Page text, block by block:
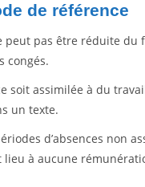
de référence
peut pas être réduite
congés.
soit assimilée à du
un texte.
d’absences non
à aucune